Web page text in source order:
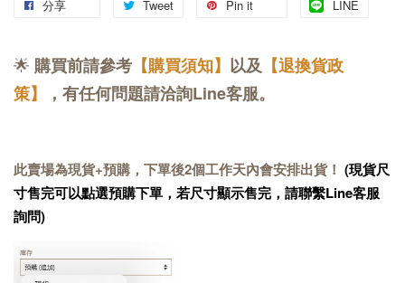
分享 Tweet Pin it LINE
🌟 購買前請參考 【購買須知】 以及 【退換貨政
策】
，有任何問題請洽詢Line客服。
此賣場為現貨+預購，下單後2個工作天內會安排出貨！ (現貨尺
寸售完可以點選預購下單，若尺寸顯示售完，請聯繫Line客服
詢問)